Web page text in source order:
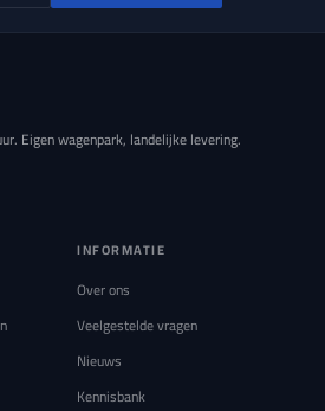
Eigen wagenpark, landelijke levering.
INFORMATIE
Over ons
Veelgestelde vragen
Nieuws
Kennisbank